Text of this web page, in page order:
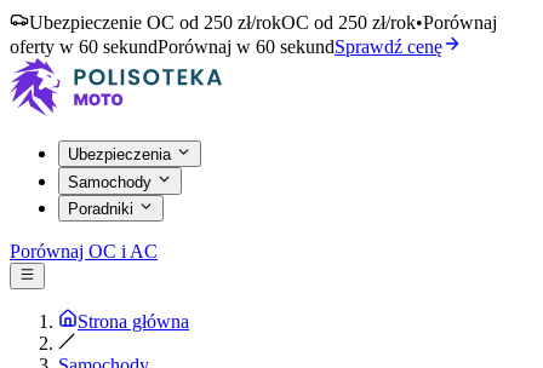
Ubezpieczenie OC od 250 zł/rokOC od 250 zł/rok•Porównaj
oferty w 60 sekundPorównaj w 60 sekundSprawdź cenę
Ubezpieczenia
Samochody
Poradniki
Porównaj OC i AC
Strona główna